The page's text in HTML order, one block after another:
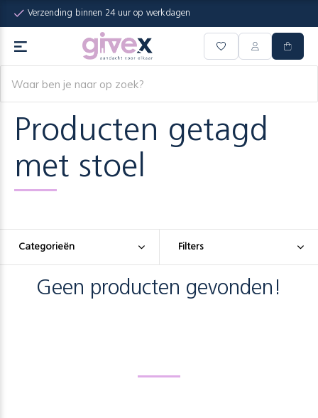
Verzending binnen 24 uur op werkdagen
Producten getagd
met stoel
Categorieën Filters
Geen producten gevonden!